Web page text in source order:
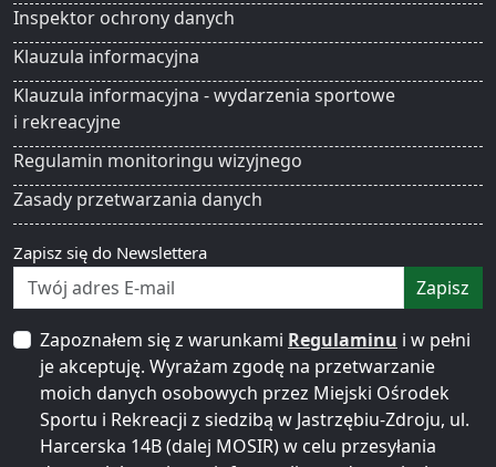
Inspektor ochrony danych
Klauzula informacyjna
Klauzula informacyjna - wydarzenia sportowe
i rekreacyjne
Regulamin monitoringu wizyjnego
Zasady przetwarzania danych
Zapisz się do Newslettera
Zapisz
Zapoznałem się z warunkami Regulaminu i w pełni
je akceptuję. Wyrażam zgodę na przetwarzanie
moich danych osobowych przez Miejski Ośrodek
Sportu i Rekreacji z siedzibą w Jastrzębiu-Zdroju, ul.
Harcerska 14B (dalej MOSIR) w celu przesyłania